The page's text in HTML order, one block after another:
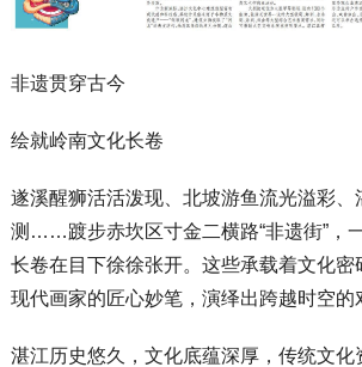
非遗贯穿古今
绘就岭南文化长卷
遂溪醒狮活活泼现、北坡游鱼流光溢彩、
测……踱步赤坎区寸金二横路“非遗街”，
长卷在目下徐徐张开。这些承载着文化密
现代画家的匠心妙笔，演绎出跨越时空的
湛江历史悠久，文化底蕴深厚，传统文化